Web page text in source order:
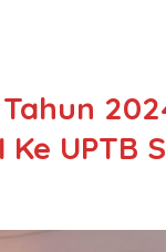
Ke UPTB